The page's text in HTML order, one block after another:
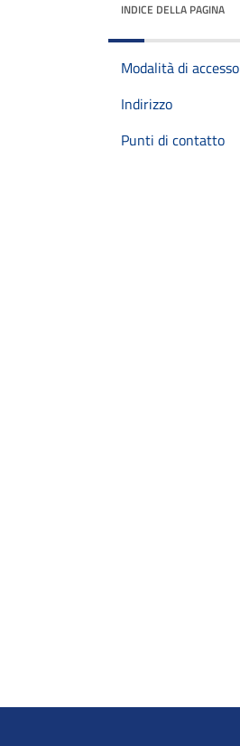
INDICE DELLA PAGINA
Modalità di accesso
Indirizzo
Punti di contatto